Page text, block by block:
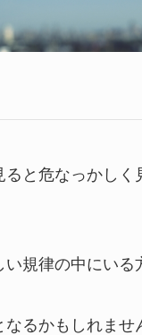
と危なっかしく
規律の中にいる
るかもしれませ